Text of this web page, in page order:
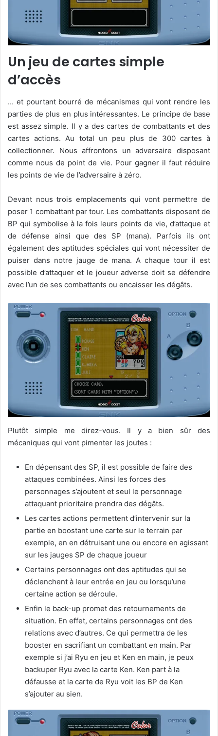
Un jeu de cartes simple
d’accès
… et pourtant bourré de mécanismes qui vont rendre les
parties de plus en plus intéressantes. Le principe de base
est assez simple. Il y a des cartes de combattants et des
cartes actions. Au total un peu plus de 300 cartes à
collectionner. Nous affrontons un adversaire disposant
comme nous de point de vie. Pour gagner il faut réduire
les points de vie de l’adversaire à zéro.
Devant nous trois emplacements qui vont permettre de
poser 1 combattant par tour. Les combattants disposent de
BP qui symbolise à la fois leurs points de vie, d’attaque et
de défense ainsi que des SP (mana). Parfois ils ont
également des aptitudes spéciales qui vont nécessiter de
puiser dans notre jauge de mana. A chaque tour il est
possible d’attaquer et le joueur adverse doit se défendre
avec l’un de ses combattants ou encaisser les dégâts.
Plutôt simple me direz-vous. Il y a bien sûr des
mécaniques qui vont pimenter les joutes :
En dépensant des SP, il est possible de faire des
attaques combinées. Ainsi les forces des
personnages s’ajoutent et seul le personnage
attaquant prioritaire prendra des dégâts.
Les cartes actions permettent d’intervenir sur la
partie en boostant une carte sur le terrain par
exemple, en en détruisant une ou encore en agissant
sur les jauges SP de chaque joueur
Certains personnages ont des aptitudes qui se
déclenchent à leur entrée en jeu ou lorsqu’une
certaine action se déroule.
Enfin le back-up promet des retournements de
situation. En effet, certains personnages ont des
relations avec d’autres. Ce qui permettra de les
booster en sacrifiant un combattant en main. Par
exemple si j’ai Ryu en jeu et Ken en main, je peux
backuper Ryu avec la carte Ken. Ken part à la
défausse et la carte de Ryu voit les BP de Ken
s’ajouter au sien.